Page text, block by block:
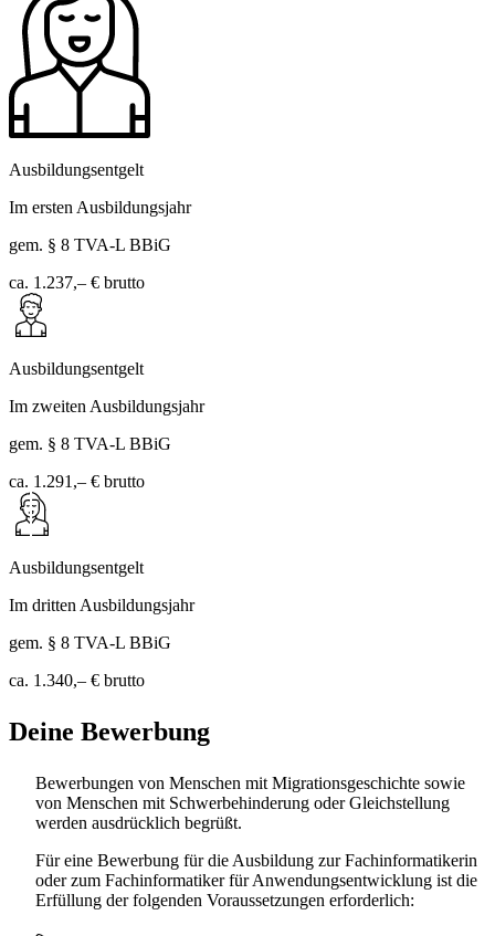
Ausbildungsentgelt
Im ersten Ausbildungsjahr
gem. § 8 TVA-L BBiG
ca. 1.237,– € brutto
Ausbildungsentgelt
Im zweiten Ausbildungsjahr
gem. § 8 TVA-L BBiG
ca. 1.291,– € brutto
Ausbildungsentgelt
Im dritten Ausbildungsjahr
gem. § 8 TVA-L BBiG
ca. 1.340,– € brutto
Deine Bewerbung
Bewerbungen von Menschen mit Migrationsgeschichte sowie
von Menschen mit Schwerbehinderung oder Gleichstellung
werden ausdrücklich begrüßt.
Für eine Bewerbung für die Ausbildung zur Fachinformatikerin
oder zum Fachinformatiker für Anwendungsentwicklung ist die
Erfüllung der folgenden Voraussetzungen erforderlich: